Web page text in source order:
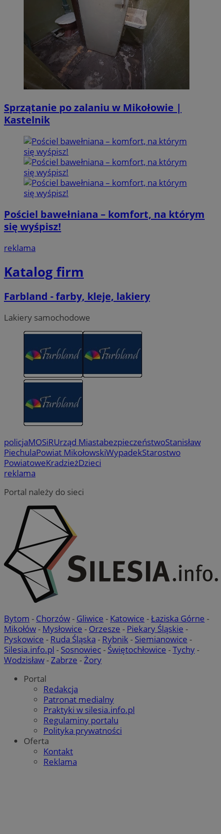
Sprzątanie po zalaniu w Mikołowie |
Kastelnik
Pościel bawełniana – komfort, na którym
się wyśpisz!
reklama
Katalog firm
Farbland - farby, kleje, lakiery
Lakiery samochodowe
policjaMOSiRUrząd MiastabezpieczeństwoStanisław
PiechulaPowiat MikołowskiWypadekStarostwo
PowiatoweKradzieżDzieci
reklama
Portal należy do sieci
Bytom - Chorzów- Gliwice - Katowice -Łaziska Górne -
Mikołów- Mysłowice - Orzesze - Piekary Śląskie -
Pyskowice - Ruda Śląska - Rybnik- Siemianowice -
Silesia.info.pl - Sosnowiec- Świętochłowice -Tychy-
Wodzisław-Zabrze -Żory
Portal
Redakcja
Patronat medialny
Praktyki w silesia.info.pl
Regulaminy portalu
Polityka prywatności
Oferta
Kontakt
Reklama